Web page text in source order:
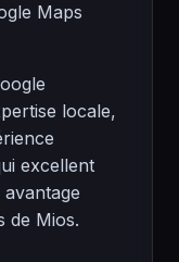
Maps
locale,
excellent
de Mios.